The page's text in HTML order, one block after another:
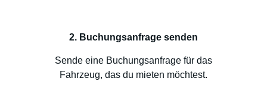
2. Buchungsanfrage senden
Sende eine Buchungsanfrage für das
Fahrzeug, das du mieten möchtest.